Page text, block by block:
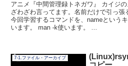
アニメ『中間管理録トネガワ』 カイジ
ざわざわ言ってます。名前だけで引っ張
今回学習するコマンドを、nameという
います。 man -k使います。 ...
7-1.ファイル・アーカイブ